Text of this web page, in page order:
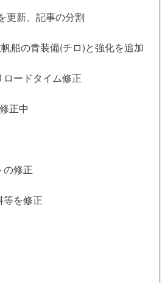
新、記事の分割
船の青装備(チロ)と強化を追加
ードタイム修正
正中
の修正
等を修正